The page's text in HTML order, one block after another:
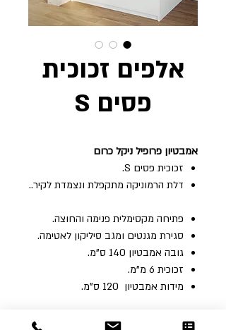
אלפים זכוכית
פסים S
אמבטיון פרופיל ניקל כרום
זכוכית פסים S.
דלת הרמוניקה מתקפלת ונצמדת לקיר..
פתיחה מקסימלית פנימה והחוצה.
סגירת מגנטים ומגב סיליקון לאטימה‭.‬
גובה‭ ‬אמבטיון ‬140 ‬ס"מ‭. ‬
זכוכית‭ ‬6‭ ‬מ"מ‭. ‬
מידות ‬אמבטיון ‭ 120 ‬ס"מ‭. ‬